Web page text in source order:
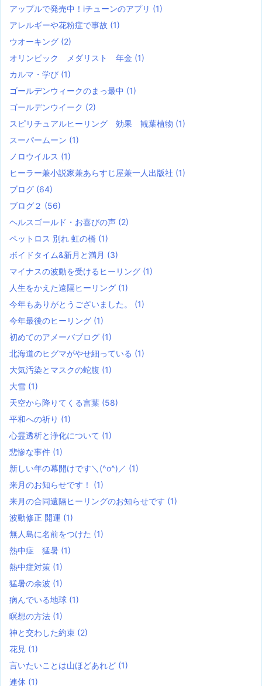
アップルで発売中！iチューンのアプリ (1)
アレルギーや花粉症で事故 (1)
ウオーキング (2)
オリンピック メダリスト 年金 (1)
カルマ・学び (1)
ゴールデンウィークのまっ最中 (1)
ゴールデンウイーク (2)
スピリチュアルヒーリング 効果 観葉植物 (1)
スーパームーン (1)
ノロウイルス (1)
ヒーラー兼小説家兼あらすじ屋兼一人出版社 (1)
ブログ (64)
ブログ２ (56)
ヘルスゴールド・お喜びの声 (2)
ペットロス 別れ 虹の橋 (1)
ボイドタイム&新月と満月 (3)
マイナスの波動を受けるヒーリング (1)
人生をかえた遠隔ヒーリング (1)
今年もありがとうございました。 (1)
今年最後のヒーリング (1)
初めてのアメーバブログ (1)
北海道のヒグマがやせ細っている (1)
大気汚染とマスクの蛇腹 (1)
大雪 (1)
天空から降りてくる言葉 (58)
平和への祈り (1)
心霊透析と浄化について (1)
悲惨な事件 (1)
新しい年の幕開けです＼(^o^)／ (1)
来月のお知らせです！ (1)
来月の合同遠隔ヒーリングのお知らせです (1)
波動修正 開運 (1)
無人島に名前をつけた (1)
熱中症 猛暑 (1)
熱中症対策 (1)
猛暑の余波 (1)
病んでいる地球 (1)
瞑想の方法 (1)
神と交わした約束 (2)
花見 (1)
言いたいことは山ほどあれど (1)
連休 (1)